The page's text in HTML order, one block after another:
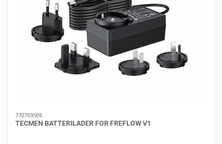
770703505
TECMEN BATTERILADER FOR FREFLOW V1